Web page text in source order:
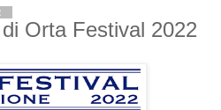
Orta Festival 2022